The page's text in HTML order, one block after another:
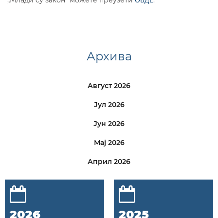
Архива
Август 2026
Јул 2026
Јун 2026
Мај 2026
Април 2026
2026 2025